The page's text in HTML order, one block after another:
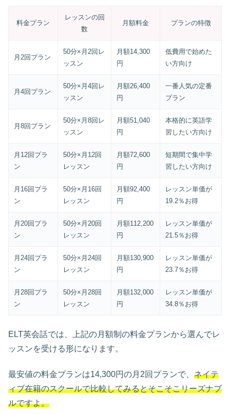
料金プラン
レッスンの回
数
月額料金 プランの特徴
月2回プラン
50分×月2回レ
ッスン
月額14,300
円
低費用で始めた
い方向け
月4回プラン
50分×月4回レ
ッスン
月額26,400
円
一番人気の定番
プラン
月8回プラン
50分×月8回レ
ッスン
月額51,040
円
本格的に英語学
習したい方向け
月12回プラ
ン
50分×月12回
レッスン
月額72,600
円
短期間で集中学
習したい方向け
月16回プラ
ン
50分×月16回
レッスン
月額92,400
円
レッスン単価が
19.2％お得
月20回プラ
ン
50分×月20回
レッスン
月額112,200
円
レッスン単価が
21.5％お得
月24回プラ
ン
50分×月24回
レッスン
月額130,900
円
レッスン単価が
23.7％お得
月28回プラ
ン
50分×月28回
レッスン
月額132,000
円
レッスン単価が
34.8％お得
ELT英会話では、上記の月額制の料金プランから選んでレ
ッスンを受ける形になります。
最安値の料金プランは14,300円の月2回プランで、 ネイテ
ィブ在籍のスクールで比較してみるとそこそこリーズナブ
ルですよ。